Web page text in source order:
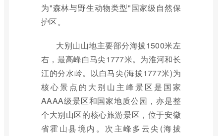
为"森林与野生动物类型"国家级自然保
护区。
大别山山地主要部分海拔1500米左
右，最高峰白马尖1777米。为淮河和长
江的分水岭。以白马尖(海拔1777米)为
核心景点的大别山主峰景区是国家
AAAA级景区和国家地质公园，亦是整
个大别山区的核心旅游景区，位于安徽
省霍山县境内。次主峰多云尖(海拔